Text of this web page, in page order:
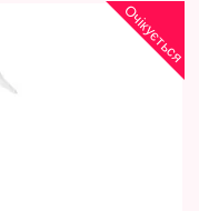
Очікується